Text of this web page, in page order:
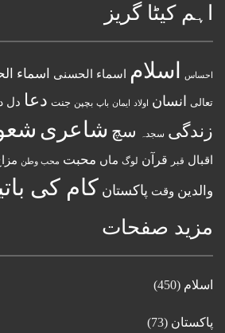
اہم کیٹا گریز
احساس اسلام اسماء الحسنى اسماء
تعالی انسان اولاد ایمان باپ بچپن جنت دعا دل
زندگی سجدہ سچ شاعری
اقبال قبر قرآن لوگ ماں محبت محب وطن
والدین وقت پاکستان کام کی
مزید صفحات
اسلام (450)
پاکستان (73)